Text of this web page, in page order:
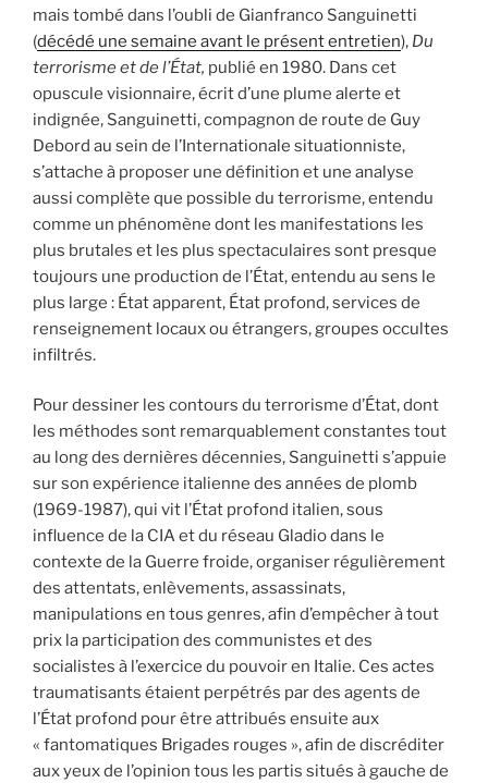
mais tombé dans l’oubli de Gianfranco Sanguinetti
(décédé une semaine avant le présent entretien), Du
terrorisme et de l’État, publié en 1980. Dans cet
opuscule visionnaire, écrit d’une plume alerte et
indignée, Sanguinetti, compagnon de route de Guy
Debord au sein de l’Internationale situationniste,
s’attache à proposer une définition et une analyse
aussi complète que possible du terrorisme, entendu
comme un phénomène dont les manifestations les
plus brutales et les plus spectaculaires sont presque
toujours une production de l’État, entendu au sens le
plus large : État apparent, État profond, services de
renseignement locaux ou étrangers, groupes occultes
infiltrés.
Pour dessiner les contours du terrorisme d’État, dont
les méthodes sont remarquablement constantes tout
au long des dernières décennies, Sanguinetti s’appuie
sur son expérience italienne des années de plomb
(1969-1987), qui vit l’État profond italien, sous
influence de la CIA et du réseau Gladio dans le
contexte de la Guerre froide, organiser régulièrement
des attentats, enlèvements, assassinats,
manipulations en tous genres, afin d’empêcher à tout
prix la participation des communistes et des
socialistes à l’exercice du pouvoir en Italie. Ces actes
traumatisants étaient perpétrés par des agents de
l’État profond pour être attribués ensuite aux
« fantomatiques Brigades rouges », afin de discréditer
aux yeux de l’opinion tous les partis situés à gauche de